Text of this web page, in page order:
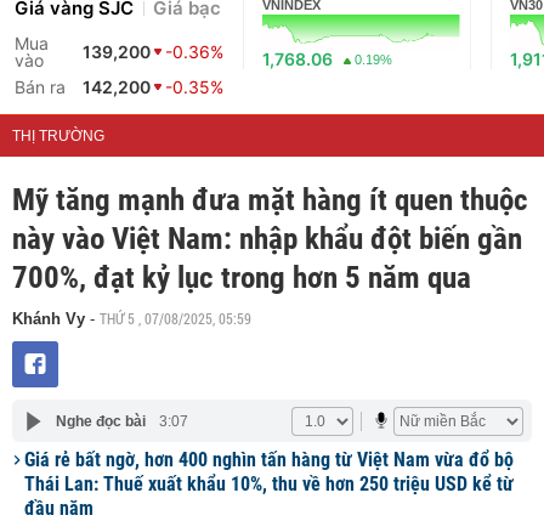
Giá vàng SJC Giá bạc
Mua
vào
139,200
-0.36%
Bán ra
142,200 -0.35%
VNINDEX
1,768.06 0.19%
VN30
THỊ TRƯỜNG
Mỹ tăng mạnh đưa mặt hàng ít quen thuộc
này vào Việt Nam: nhập khẩu đột biến gần
700%, đạt kỷ lục trong hơn 5 năm qua
Khánh Vy - THỨ 5 , 07/08/2025, 05:59
Nghe đọc bài 3:07
Giá rẻ bất ngờ, hơn 400 nghìn tấn hàng từ Việt Nam vừa đổ bộ
Thái Lan: Thuế xuất khẩu 10%, thu về hơn 250 triệu USD kể từ
đầu năm